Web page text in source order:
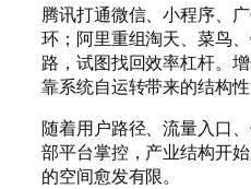
腾讯打通微信、小程序、
环；阿里重组淘天、菜鸟
路，试图找回效率杠杆。
靠系统自运转带来的结构性
随着用户路径、流量入口
部平台掌控，产业结构开
的空间愈发有限。